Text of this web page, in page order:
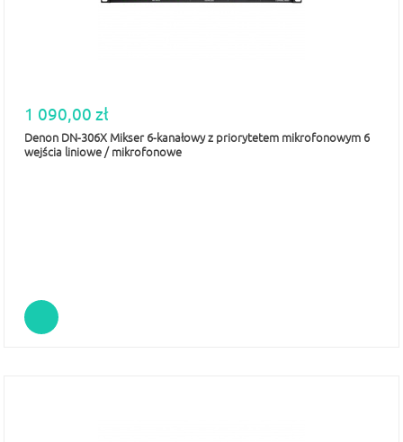
1 090,00 zł
Denon DN-306X Mikser 6-kanałowy z priorytetem mikrofonowym 6
wejścia liniowe / mikrofonowe